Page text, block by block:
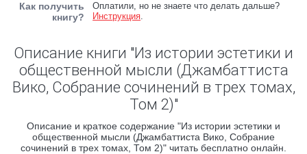
Как получить
книгу?
Оплатили, но не знаете что делать дальше?
Инструкция.
Описание книги "Из истории эстетики и
общественной мысли (Джамбаттиста
Вико, Собрание сочинений в трех томах,
Том 2)"
Описание и краткое содержание "Из истории эстетики и
общественной мысли (Джамбаттиста Вико, Собрание
сочинений в трех томах, Том 2)" читать бесплатно онлайн.